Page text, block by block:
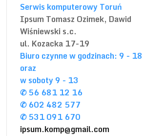
Serwis komputerowy Toruń
Ipsum Tomasz Ozimek, Dawid
Wiśniewski s.c.
ul. Kozacka 17-19
Biuro czynne w godzinach: 9 - 18
oraz
w soboty 9 - 13
✆ 56 681 12 16
✆ 602 482 577
✆ 531 091 670
ipsum.komp@gmail.com